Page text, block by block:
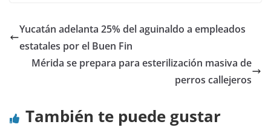
Yucatán adelanta 25% del aguinaldo a empleados
estatales por el Buen Fin
Mérida se prepara para esterilización masiva de
perros callejeros
También te puede gustar